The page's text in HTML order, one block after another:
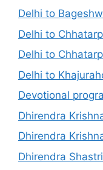
Delhi to
Delhi to
Delhi to
Delhi to
Devotional
Dhirendra
Dhirendra
Dhirendra